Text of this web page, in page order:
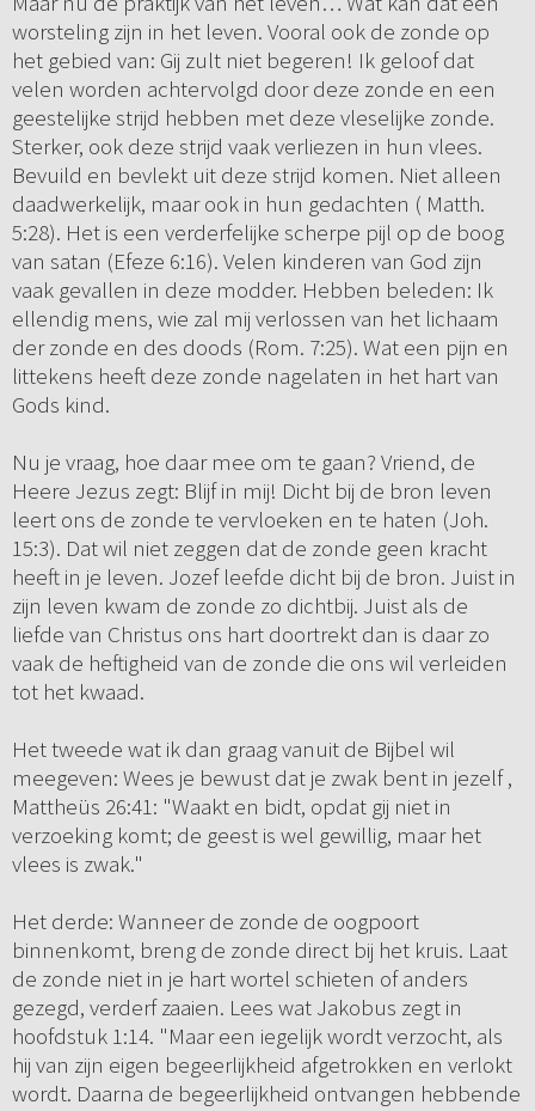
worsteling zijn in het leven. Vooral ook de zonde op
het gebied van: Gij zult niet begeren! Ik geloof dat
velen worden achtervolgd door deze zonde en een
geestelijke strijd hebben met deze vleselijke zonde.
Sterker, ook deze strijd vaak verliezen in hun vlees.
Bevuild en bevlekt uit deze strijd komen. Niet alleen
daadwerkelijk, maar ook in hun gedachten ( Matth.
5:28). Het is een verderfelijke scherpe pijl op de boog
van satan (Efeze 6:16). Velen kinderen van God zijn
vaak gevallen in deze modder. Hebben beleden: Ik
ellendig mens, wie zal mij verlossen van het lichaam
der zonde en des doods (Rom. 7:25). Wat een pijn en
littekens heeft deze zonde nagelaten in het hart van
Gods kind.
Nu je vraag, hoe daar mee om te gaan? Vriend, de
Heere Jezus zegt: Blijf in mij! Dicht bij de bron leven
leert ons de zonde te vervloeken en te haten (Joh.
15:3). Dat wil niet zeggen dat de zonde geen kracht
heeft in je leven. Jozef leefde dicht bij de bron. Juist in
zijn leven kwam de zonde zo dichtbij. Juist als de
liefde van Christus ons hart doortrekt dan is daar zo
vaak de heftigheid van de zonde die ons wil verleiden
tot het kwaad.
Het tweede wat ik dan graag vanuit de Bijbel wil
meegeven: Wees je bewust dat je zwak bent in jezelf ,
Mattheüs 26:41: "Waakt en bidt, opdat gij niet in
verzoeking komt; de geest is wel gewillig, maar het
vlees is zwak."
Het derde: Wanneer de zonde de oogpoort
binnenkomt, breng de zonde direct bij het kruis. Laat
de zonde niet in je hart wortel schieten of anders
gezegd, verderf zaaien. Lees wat Jakobus zegt in
hoofdstuk 1:14. "Maar een iegelijk wordt verzocht, als
hij van zijn eigen begeerlijkheid afgetrokken en verlokt
wordt. Daarna de begeerlijkheid ontvangen hebbende